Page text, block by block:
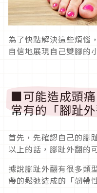
為了快點解決這些煩惱
自信地展現自己雙腳的
■可能造成頭
常有的「腳趾
首先，先確認自己的腳
以上的話，腳趾外翻的
據說腳趾外翻有很多類
帶的鬆弛造成的「韌帶